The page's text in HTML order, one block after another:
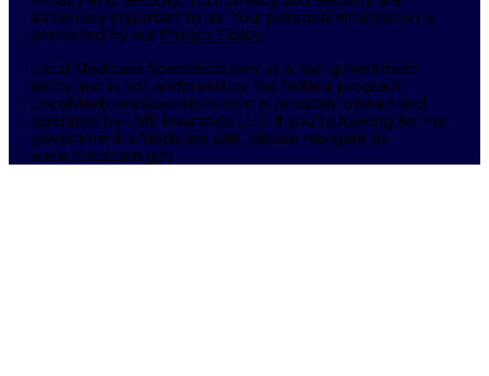
extremely important to us. Your personal information is
protected by our Privacy Policy
Local Medicare Specialists.com is a non government
entity and is not endorsed by the federal program.
LocalMedicareSpecialists.com is privately owned and
operated by LMS Insurance LLC. If you're looking for the
government's Medicare site, please navigate to
www.medicare.gov.